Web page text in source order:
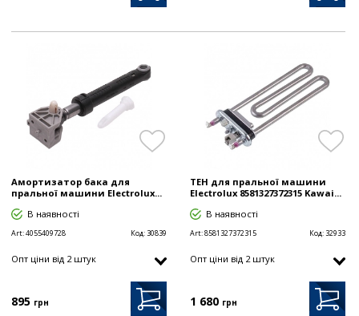
Амортизатор бака для
пральної машини Electrolux...
В наявності
Art:4055409728 Код: 30839
Опт цiни від 2 штук
895 грн
ТЕН для пральної машини
Electrolux 8581327372315 Kawai...
В наявності
Art:8581327372315 Код: 32933
Опт цiни від 2 штук
1 680 грн